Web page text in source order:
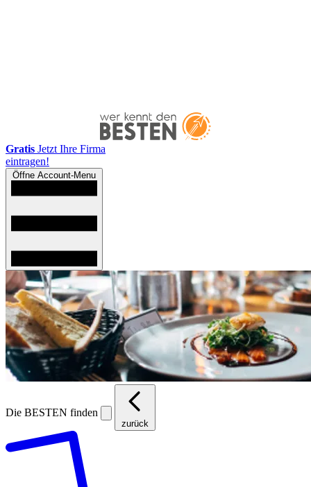
Gratis Jetzt Ihre Firma
eintragen!
Öffne Account-Menu
Die BESTEN finden
zurück